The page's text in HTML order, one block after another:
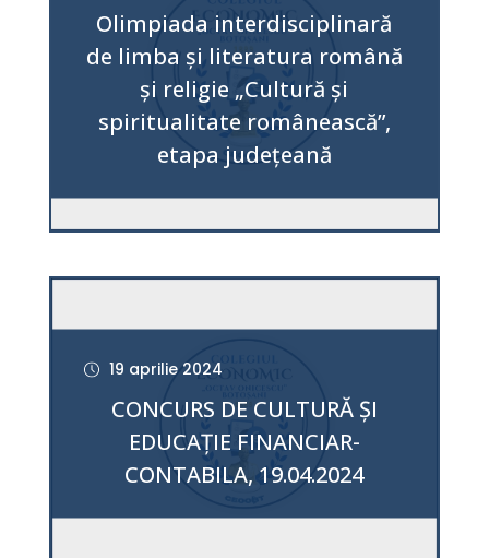
Olimpiada interdisciplinară
de limba și literatura română
și religie „Cultură și
spiritualitate românească”,
etapa judeţeană
19 aprilie 2024
CONCURS DE CULTURĂ ȘI
EDUCAȚIE FINANCIAR-
CONTABILA, 19.04.2024